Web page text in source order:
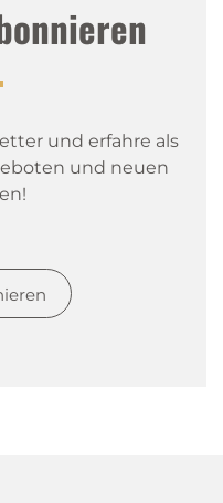
und erfahre als
und neuen